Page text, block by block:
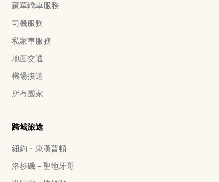
豪華轎車服務
司機服務
私家車服務
地面交通
機場接送
所有國家
跨城旅途
紐約 - 東漢普頓
洛杉磯 - 聖地牙哥